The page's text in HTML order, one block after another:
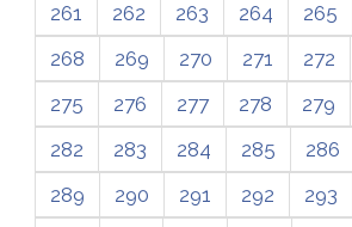
261
262 263 264 265
268
269 270 271 272
275
276 277 278 279
282
283 284 285 286
289
290 291 292 293